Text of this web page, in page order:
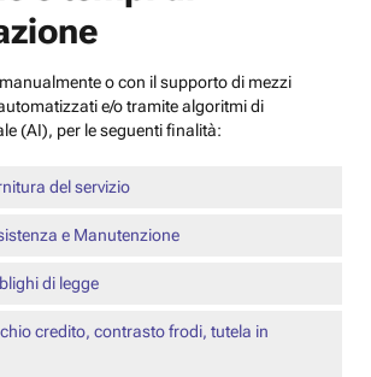
o con il supporto di mezzi
e/o tramite algoritmi di
(AI), per le seguenti finalità:
del servizio
e Manutenzione
di legge
credito, contrasto frodi, tutela in